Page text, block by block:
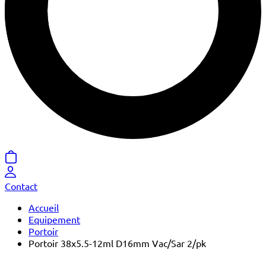
Contact
Accueil
Equipement
Portoir
Portoir 38x5.5-12ml D16mm Vac/Sar 2/pk